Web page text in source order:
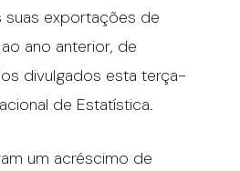
suas exportações de
ano anterior, de
divulgados esta terça-
de Estatística.
um acréscimo de